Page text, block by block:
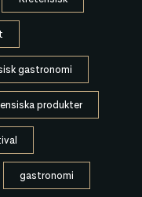
gastronomi
produkter
gastronomi